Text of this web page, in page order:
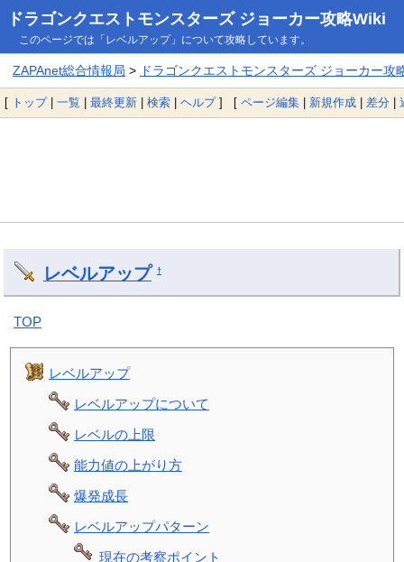
ドラゴンクエストモンスターズ ジョーカー攻略Wiki
このページでは「レベルアップ」について攻略しています。
ZAPAnet総合情報局 > ドラゴンクエストモンスターズ ジョーカー攻
[ トップ| 一覧 | 最終更新 | 検索 | ヘルプ] [ ページ編集 | 新規作成 | 差分 |
レベルアップ †
TOP
レベルアップ
レベルアップについて
レベルの上限
能力値の上がり方
爆発成長
レベルアップパターン
現在の考察ポイント